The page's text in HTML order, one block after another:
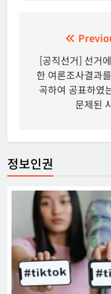
탐
색
[공직선거] 선거
한 여론조사결과
곡하여 공표하였
문제된
정보인권